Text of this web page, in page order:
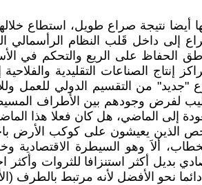
أيضا نتيجة صراع طويل، استطاع
إلى داخل قَلب النظام الرأسمالي
على الريع والتحكم في
الصناعات التقليدية
من التقسيم الدولي للعمل
لفرض وجودهم بين الأطراف
إلى الماضي، هل كان فعلا هذا
للجميع، هل يستطيع هذا الماضي إعادة نفسه؟ هل ما يقارب 8
ألاَ وهو السيطرة
أكثر استنزافا للثروات وأكثر
نحو الأفضل لأنه مرتبط بالطرف